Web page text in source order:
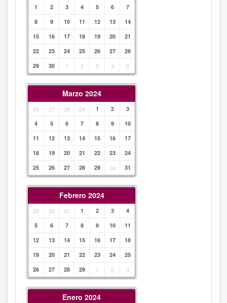
1 2 3 4 5 6
7
8
9 10 11 12 13
14
15
16 17 18 19 20
21
22
23 24 25 26 27
28
29
30 1 2 3 4 5
Marzo 2024
26 27 28 29 1 2
3
4
5 6 7 8 9
10
11
12 13 14 15 16
17
18
19 20 21 22 23
24
25
26 27 28 29 30 31
Febrero 2024
29 30 31 1 2 3
4
5
6 7 8 9 10
11
12
13 14 15 16 17
18
19
20 21 22 23 24
25
26
27 28 29 1 2 3
Enero 2024